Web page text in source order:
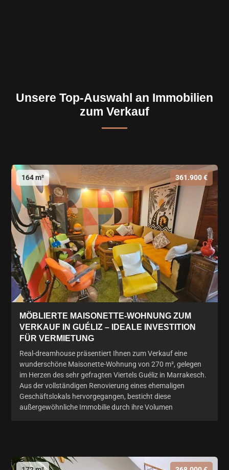
Unsere Top-Auswahl an Immobilien
zum Verkauf
164 m² 361.900 €
MÖBLIERTE MAISONETTE-WOHNUNG ZUM
VERKAUF IN GUÉLIZ – IDEALE INVESTITION
FÜR VERMIETUNG
Real-dreamhouse präsentiert Ihnen zum Verkauf eine
wunderschöne Maisonette-Wohnung von 270 m², gelegen
im Herzen des sehr gefragten Viertels Guéliz in Marrakesch.
Aus der vollständigen Renovierung eines ehemaligen
Geschäftslokals hervorgegangen, besticht diese
außergewöhnliche Immobilie durch ihre Volumen